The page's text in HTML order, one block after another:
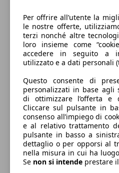
Diesel
Carburante
102 g/km
Emissioni di CO2
Ø 3.9 l/100km
Per offrire all’utente la
le nostre offerte,
terzi nonché altre
loro insieme come
accedere in seguito a
utilizzato e a dati personali
Questo consente di
personalizzati in base agli
di ottimizzare l’offerta e
Cliccare sul pulsante in
consenso all’impiego di
e al relativo trattamento
pulsante in basso a
dettaglio o per opporsi al
nella misura in cui ha
Se non si intende prestare